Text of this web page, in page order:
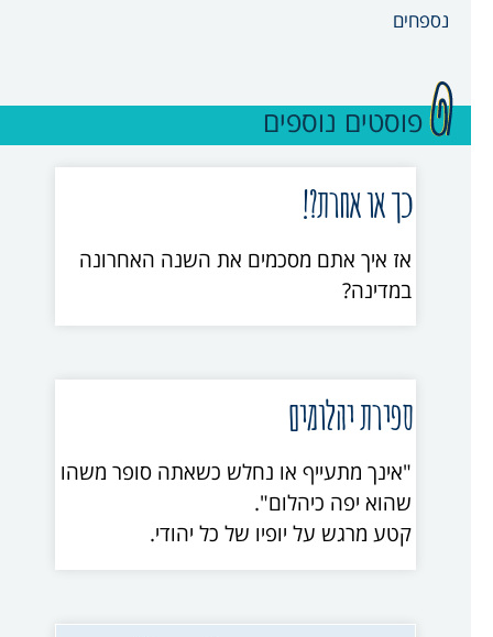
נספחים
פוסטים נוספים
כך או אחרת?!
אז איך אתם מסכמים את השנה האחרונה
במדינה?
ספירת יהלומים
"אינך מתעייף או נחלש כשאתה סופר משהו
שהוא יפה כיהלום".
קטע מרגש על יופיו של כל יהודי.